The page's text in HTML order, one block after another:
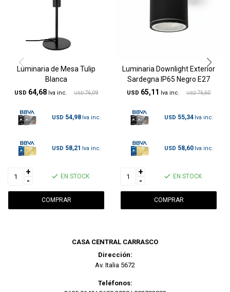
Luminaria de Mesa Tulip
Blanca
USD 64,68 USD 76,09
USD 54,98
USD 58,21
+
-
EN STOCK
Luminaria Downlight Exterior
Sardegna IP65 Negro E27
USD 65,11 USD 76,60
USD 55,34
USD 58,60
+
-
EN STOCK
CASA CENTRAL CARRASCO
Dirección:
Av. Italia 5672
Teléfonos: